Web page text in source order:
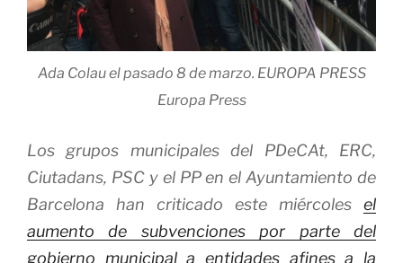
Ada Colau el pasado 8 de marzo. EUROPA PRESS
Europa Press
Los grupos municipales del PDeCAt, ERC,
Ciutadans, PSC y el PP en el Ayuntamiento de
Barcelona han criticado este miércoles el
aumento de subvenciones por parte del
gobierno municipal a entidades afines a la